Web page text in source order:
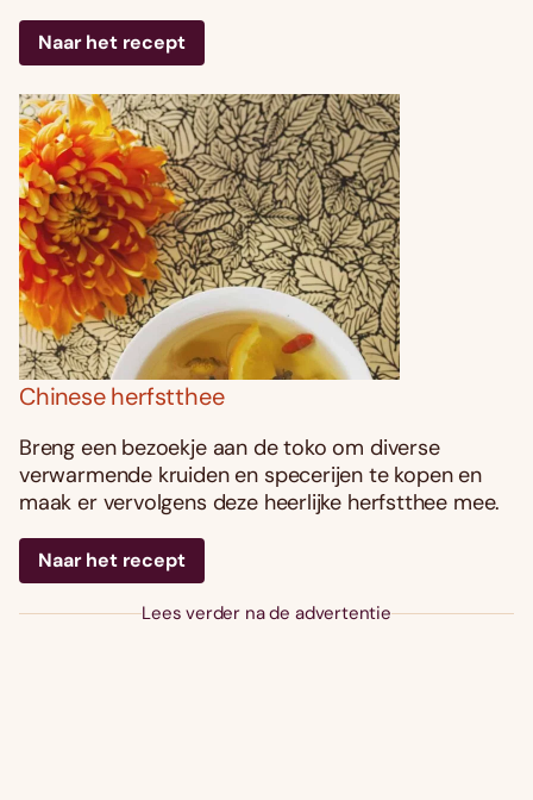
Naar het recept
Chinese herfstthee
Breng een bezoekje aan de toko om diverse
verwarmende kruiden en specerijen te kopen en
maak er vervolgens deze heerlijke herfstthee mee.
Naar het recept
Lees verder na de advertentie